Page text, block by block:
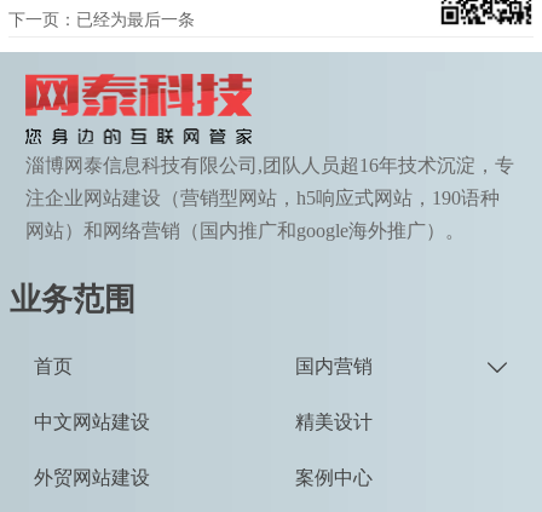
下一页：已经为最后一条
淄博网泰信息科技有限公司,团队人员超16年技术沉淀，专
注企业网站建设（营销型网站，h5响应式网站，190语种
网站）和网络营销（国内推广和google海外推广）。
业务范围
首页
中文网站建设
外贸网站建设
国内营销 
精美设计
案例中心